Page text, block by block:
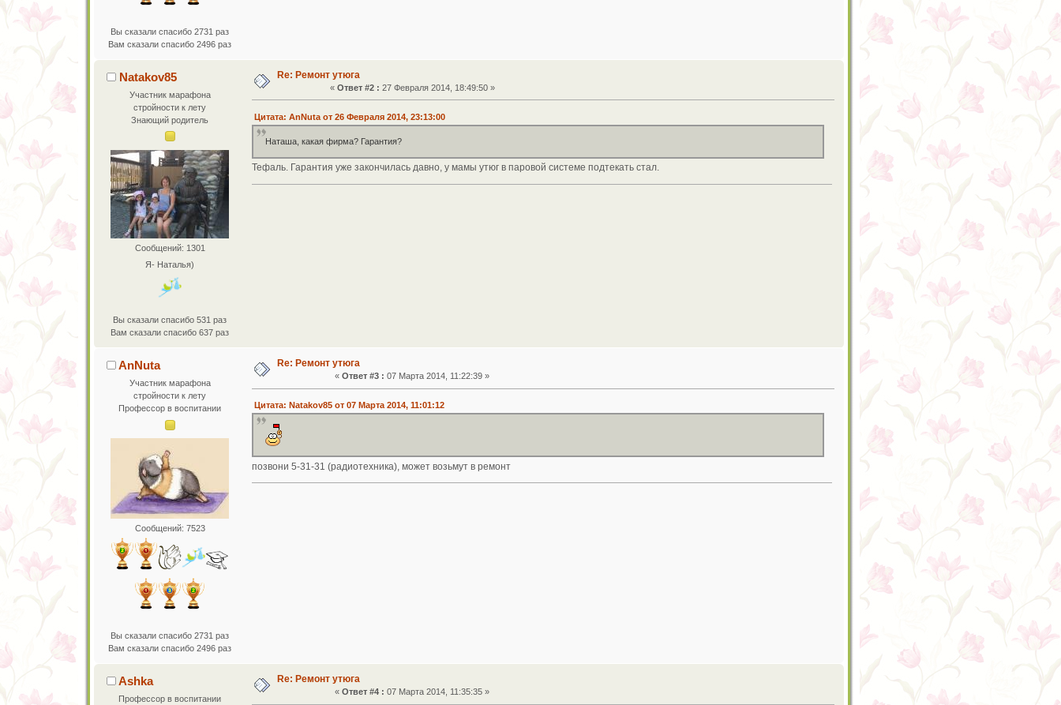
Вы сказали спасибо 2731 раз
Вам сказали спасибо 2496 раз
Natakov85
Участник марафона
стройности к лету
Знающий родитель
Сообщений: 1301
Я- Наталья)
Вы сказали спасибо 531 раз
Вам сказали спасибо 637 раз
Re: Ремонт утюга
« Ответ #2 : 27 Февраля 2014, 18:49:50 »
Цитата: AnNuta от 26 Февраля 2014, 23:13:00
Наташа, какая фирма? Гарантия?
Тефаль. Гарантия уже закончилась давно, у мамы утюг в паровой системе подтекать стал.
AnNuta
Участник марафона
стройности к лету
Профессор в воспитании
Сообщений: 7523
Вы сказали спасибо 2731 раз
Вам сказали спасибо 2496 раз
Re: Ремонт утюга
«Ответ #3 : 07 Марта 2014, 11:22:39 »
Цитата: Natakov85 от 07 Марта 2014, 11:01:12
позвони 5-31-31 (радиотехника), может возьмут в ремонт
Ashka
Профессор в воспитании
Re: Ремонт утюга
«Ответ #4 : 07 Марта 2014, 11:35:35 »